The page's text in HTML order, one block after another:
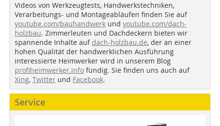
Videos von Werkzeugtests, Handwerkstechniken,
Verarbeitungs- und Montageabläufen finden Sie auf
youtube.com/bauhandwerk und youtube.com/dach-
holzbau. Zimmerleuten und Dachdeckern bieten wir
spannende Inhalte auf dach-holzbau.de, der an einer
hohen Qualität der handwerklichen Ausführung
interessierte Heimwerker wird in unserem Blog
profiheimwerker.info fündig. Sie finden uns auch auf
Xing, Twitter und Facebook.
Service